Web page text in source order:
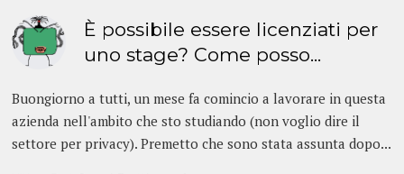
È possibile essere licenziati per
uno stage? Come posso...
Buongiorno a tutti, un mese fa comincio a lavorare in questa
azienda nell'ambito che sto studiando (non voglio dire il
settore per privacy). Premetto che sono stata assunta dopo...